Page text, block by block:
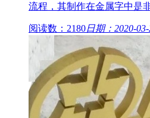
流程，其制作在金属字中是
阅读数：2180日期：2020-